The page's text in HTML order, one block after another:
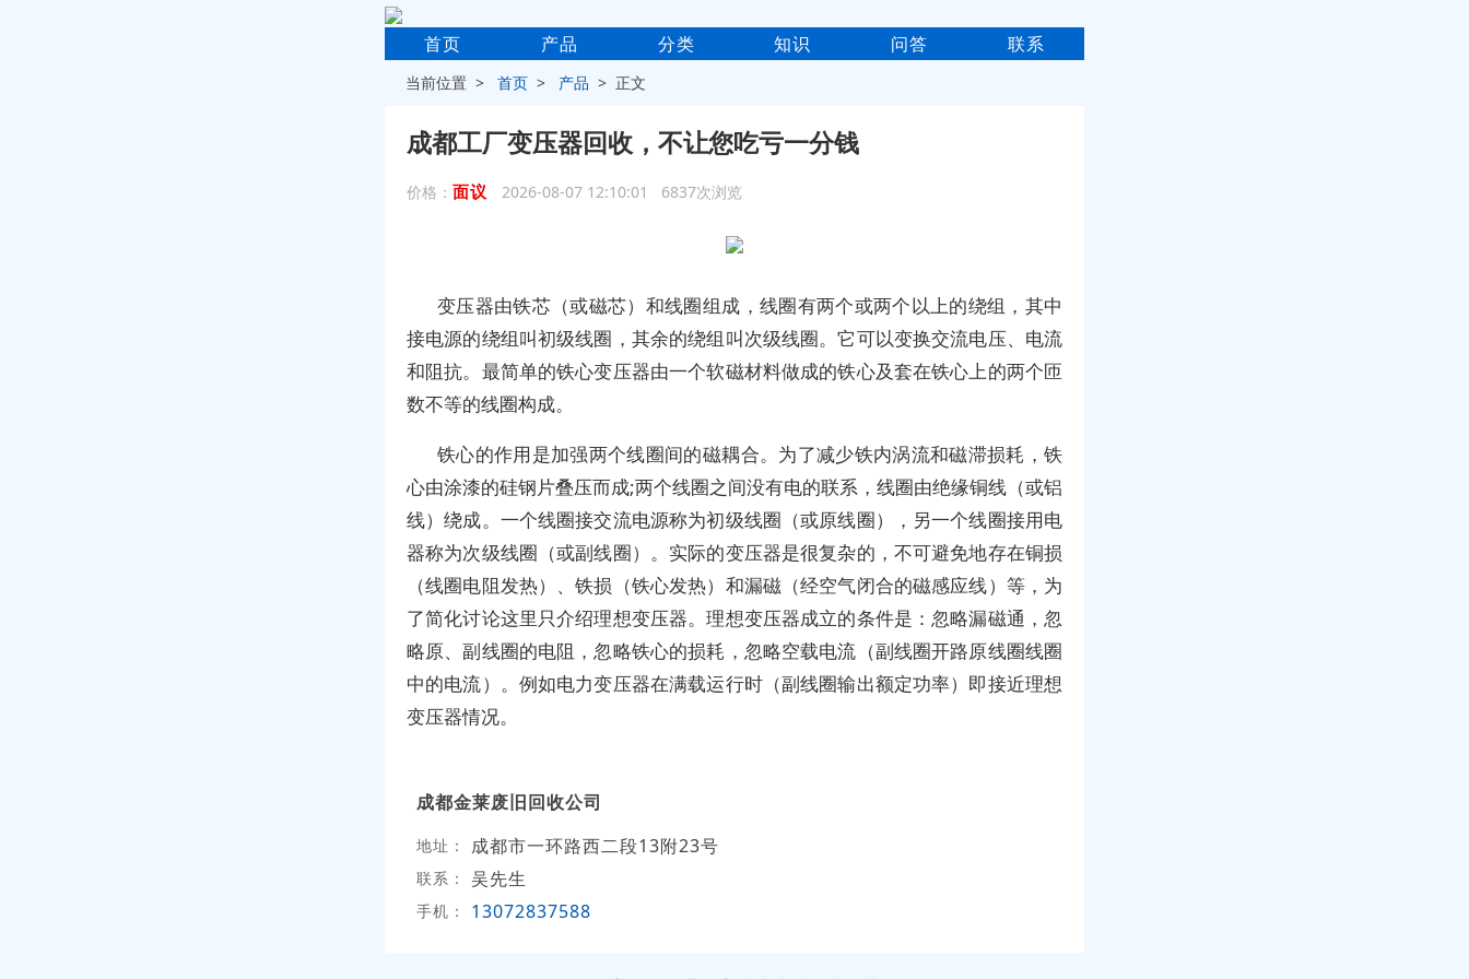
首页 产品 分类 知识 问答 联系
当前位置 >首页 > 产品 > 正文
成都工厂变压器回收，不让您吃亏一分钱
价格： 面议 2026-08-07 12:10:01 6837次浏览
变压器由铁芯（或磁芯）和线圈组成，线圈有两个或两个以上的绕组，其中
接电源的绕组叫初级线圈，其余的绕组叫次级线圈。它可以变换交流电压、电流
和阻抗。最简单的铁心变压器由一个软磁材料做成的铁心及套在铁心上的两个匝
数不等的线圈构成。
铁心的作用是加强两个线圈间的磁耦合。为了减少铁内涡流和磁滞损耗，铁
心由涂漆的硅钢片叠压而成;两个线圈之间没有电的联系，线圈由绝缘铜线（或铝
线）绕成。一个线圈接交流电源称为初级线圈（或原线圈），另一个线圈接用电
器称为次级线圈（或副线圈）。实际的变压器是很复杂的，不可避免地存在铜损
（线圈电阻发热）、铁损（铁心发热）和漏磁（经空气闭合的磁感应线）等，为
了简化讨论这里只介绍理想变压器。理想变压器成立的条件是：忽略漏磁通，忽
略原、副线圈的电阻，忽略铁心的损耗，忽略空载电流（副线圈开路原线圈线圈
中的电流）。例如电力变压器在满载运行时（副线圈输出额定功率）即接近理想
变压器情况。
成都金莱废旧回收公司
地址： 成都市一环路西二段13附23号
联系： 吴先生
手机： 13072837588